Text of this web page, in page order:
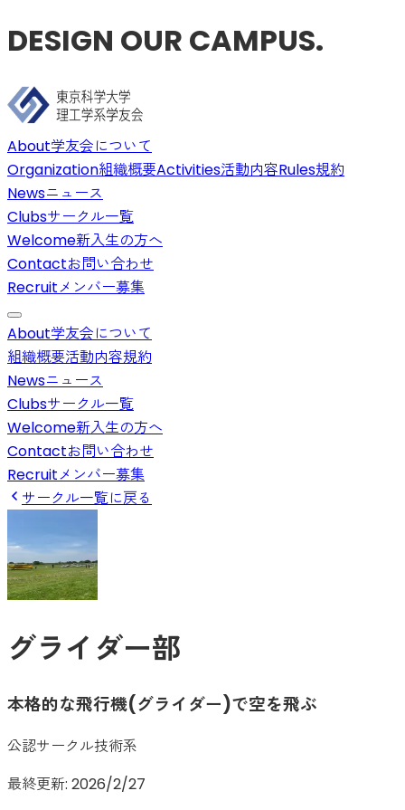
DESIGN OUR CAMPUS.
About学友会について
Organization組織概要Activities活動内容Rules規約
Newsニュース
Clubsサークル一覧
Welcome新入生の方へ
Contactお問い合わせ
Recruitメンバー募集
About学友会について
組織概要活動内容規約
Newsニュース
Clubsサークル一覧
Welcome新入生の方へ
Contactお問い合わせ
Recruitメンバー募集
サークル一覧に戻る
グライダー部
本格的な飛行機(グライダー)で空を飛ぶ
公認サークル技術系
最終更新: 2026/2/27